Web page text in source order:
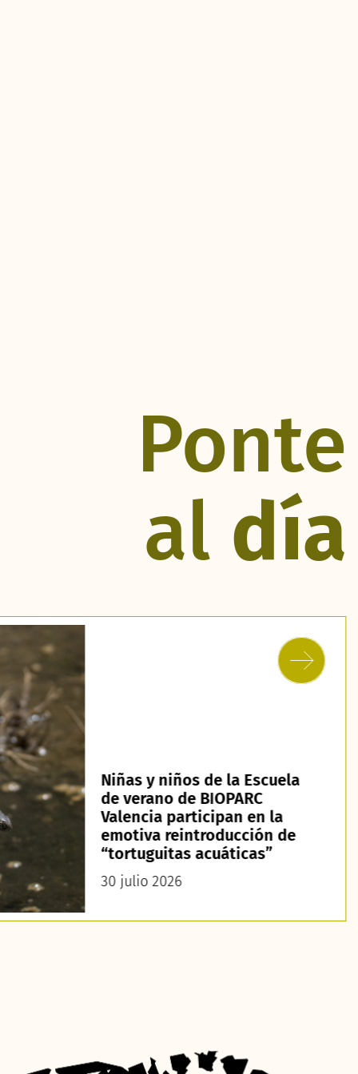
Ponte
al día
Niñas y niños de la Escuela
de verano de BIOPARC
Valencia participan en la
emotiva reintroducción de
“tortuguitas acuáticas”
30 julio 2026